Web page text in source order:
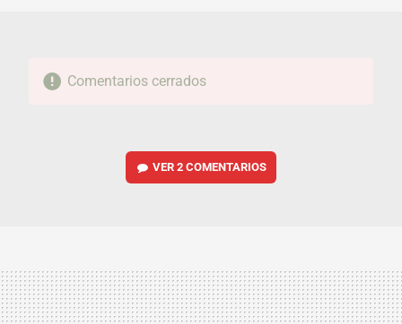
Comentarios cerrados
VER2 COMENTARIOS